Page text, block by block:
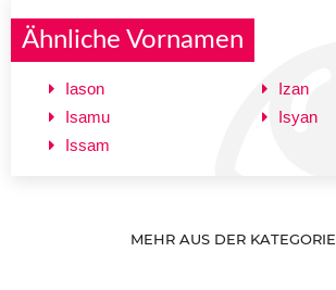
Ähnliche Vornamen
Iason
Isamu
Issam
Izan
Isyan
MEHR AUS DER KATEGORIE